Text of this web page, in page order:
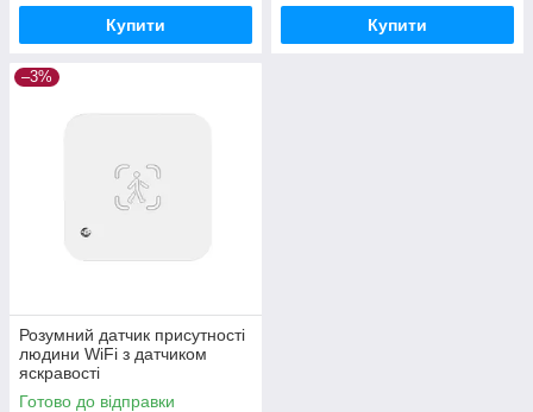
Купити Купити
–3%
Розумний датчик присутності
людини WiFi з датчиком
яскравості
Готово до відправки